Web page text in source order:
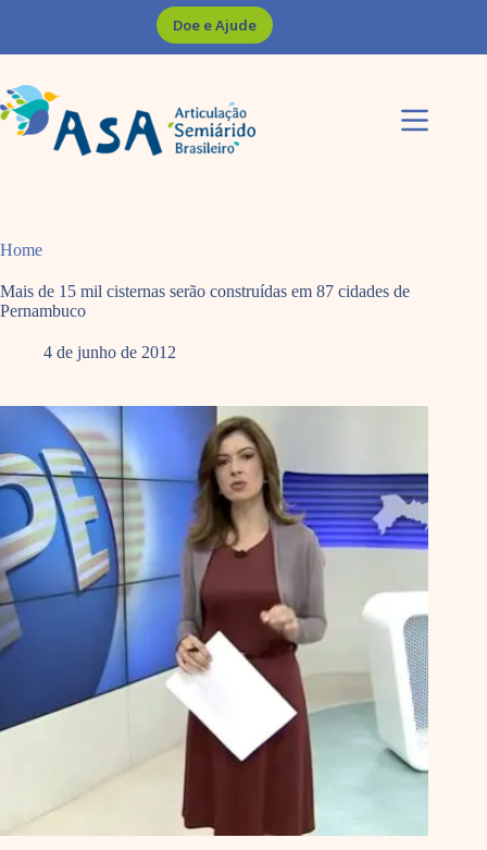
Doe e Ajude
Home
Mais de 15 mil cisternas serão construídas em 87 cidades de
Pernambuco
4 de junho de 2012